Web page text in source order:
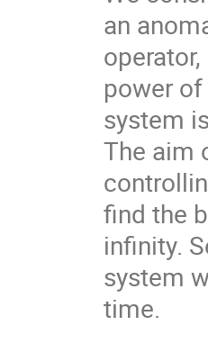
an
power
system
The aim
find the
infinity.
system
time.